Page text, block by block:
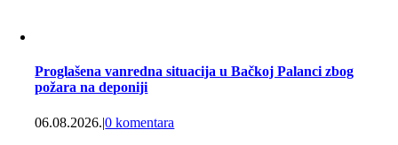
Proglašena vanredna situacija u Bačkoj Palanci zbog
požara na deponiji
06.08.2026.|0 komentara